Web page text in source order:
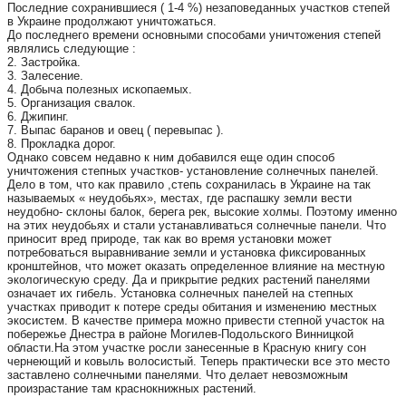
Последние сохранившиеся ( 1-4 %) незаповеданных участков степей
в Украине продолжают уничтожаться.
До последнего времени основными способами уничтожения степей
являлись следующие :
2. Застройка.
3. Залесение.
4. Добыча полезных ископаемых.
5. Организация свалок.
6. Джипинг.
7. Выпас баранов и овец ( перевыпас ).
8. Прокладка дорог.
Однако совсем недавно к ним добавился еще один способ
уничтожения степных участков- установление солнечных панелей.
Дело в том, что как правило ,степь сохранилась в Украине на так
называемых « неудобьях», местах, где распашку земли вести
неудобно- склоны балок, берега рек, высокие холмы. Поэтому именно
на этих неудобьях и стали устанавливаться солнечные панели. Что
приносит вред природе, так как во время установки может
потребоваться выравнивание земли и установка фиксированных
кронштейнов, что может оказать определенное влияние на местную
экологическую среду. Да и прикрытие редких растений панелями
означает их гибель. Установка солнечных панелей на степных
участках приводит к потере среды обитания и изменению местных
экосистем. В качестве примера можно привести степной участок на
побережье Днестра в районе Могилев-Подольского Винницкой
области.На этом участке росли занесенные в Красную книгу сон
чернеющий и ковыль волосистый. Теперь практически все это место
заставлено солнечными панелями. Что делает невозможным
произрастание там краснокнижных растений.